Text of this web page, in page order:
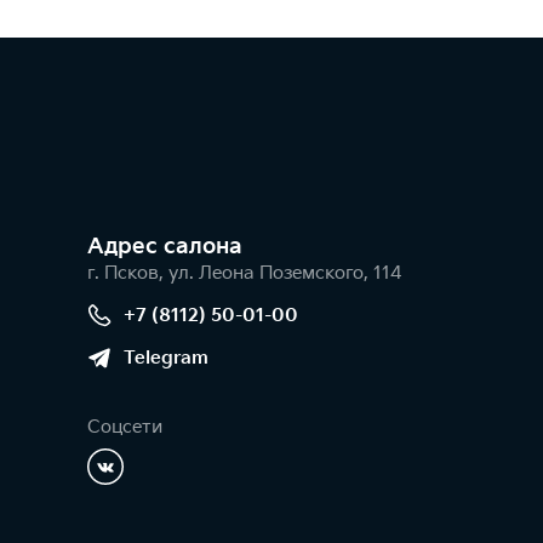
Адрес салонa
г. Псков, ул. Леона Поземского, 114
+7 (8112) 50-01-00
Telegram
Соцсети